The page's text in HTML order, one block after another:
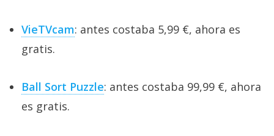
VieTVcam: antes costaba 5,99 €, ahora es
gratis.
Ball Sort Puzzle: antes costaba 99,99 €, ahora
es gratis.